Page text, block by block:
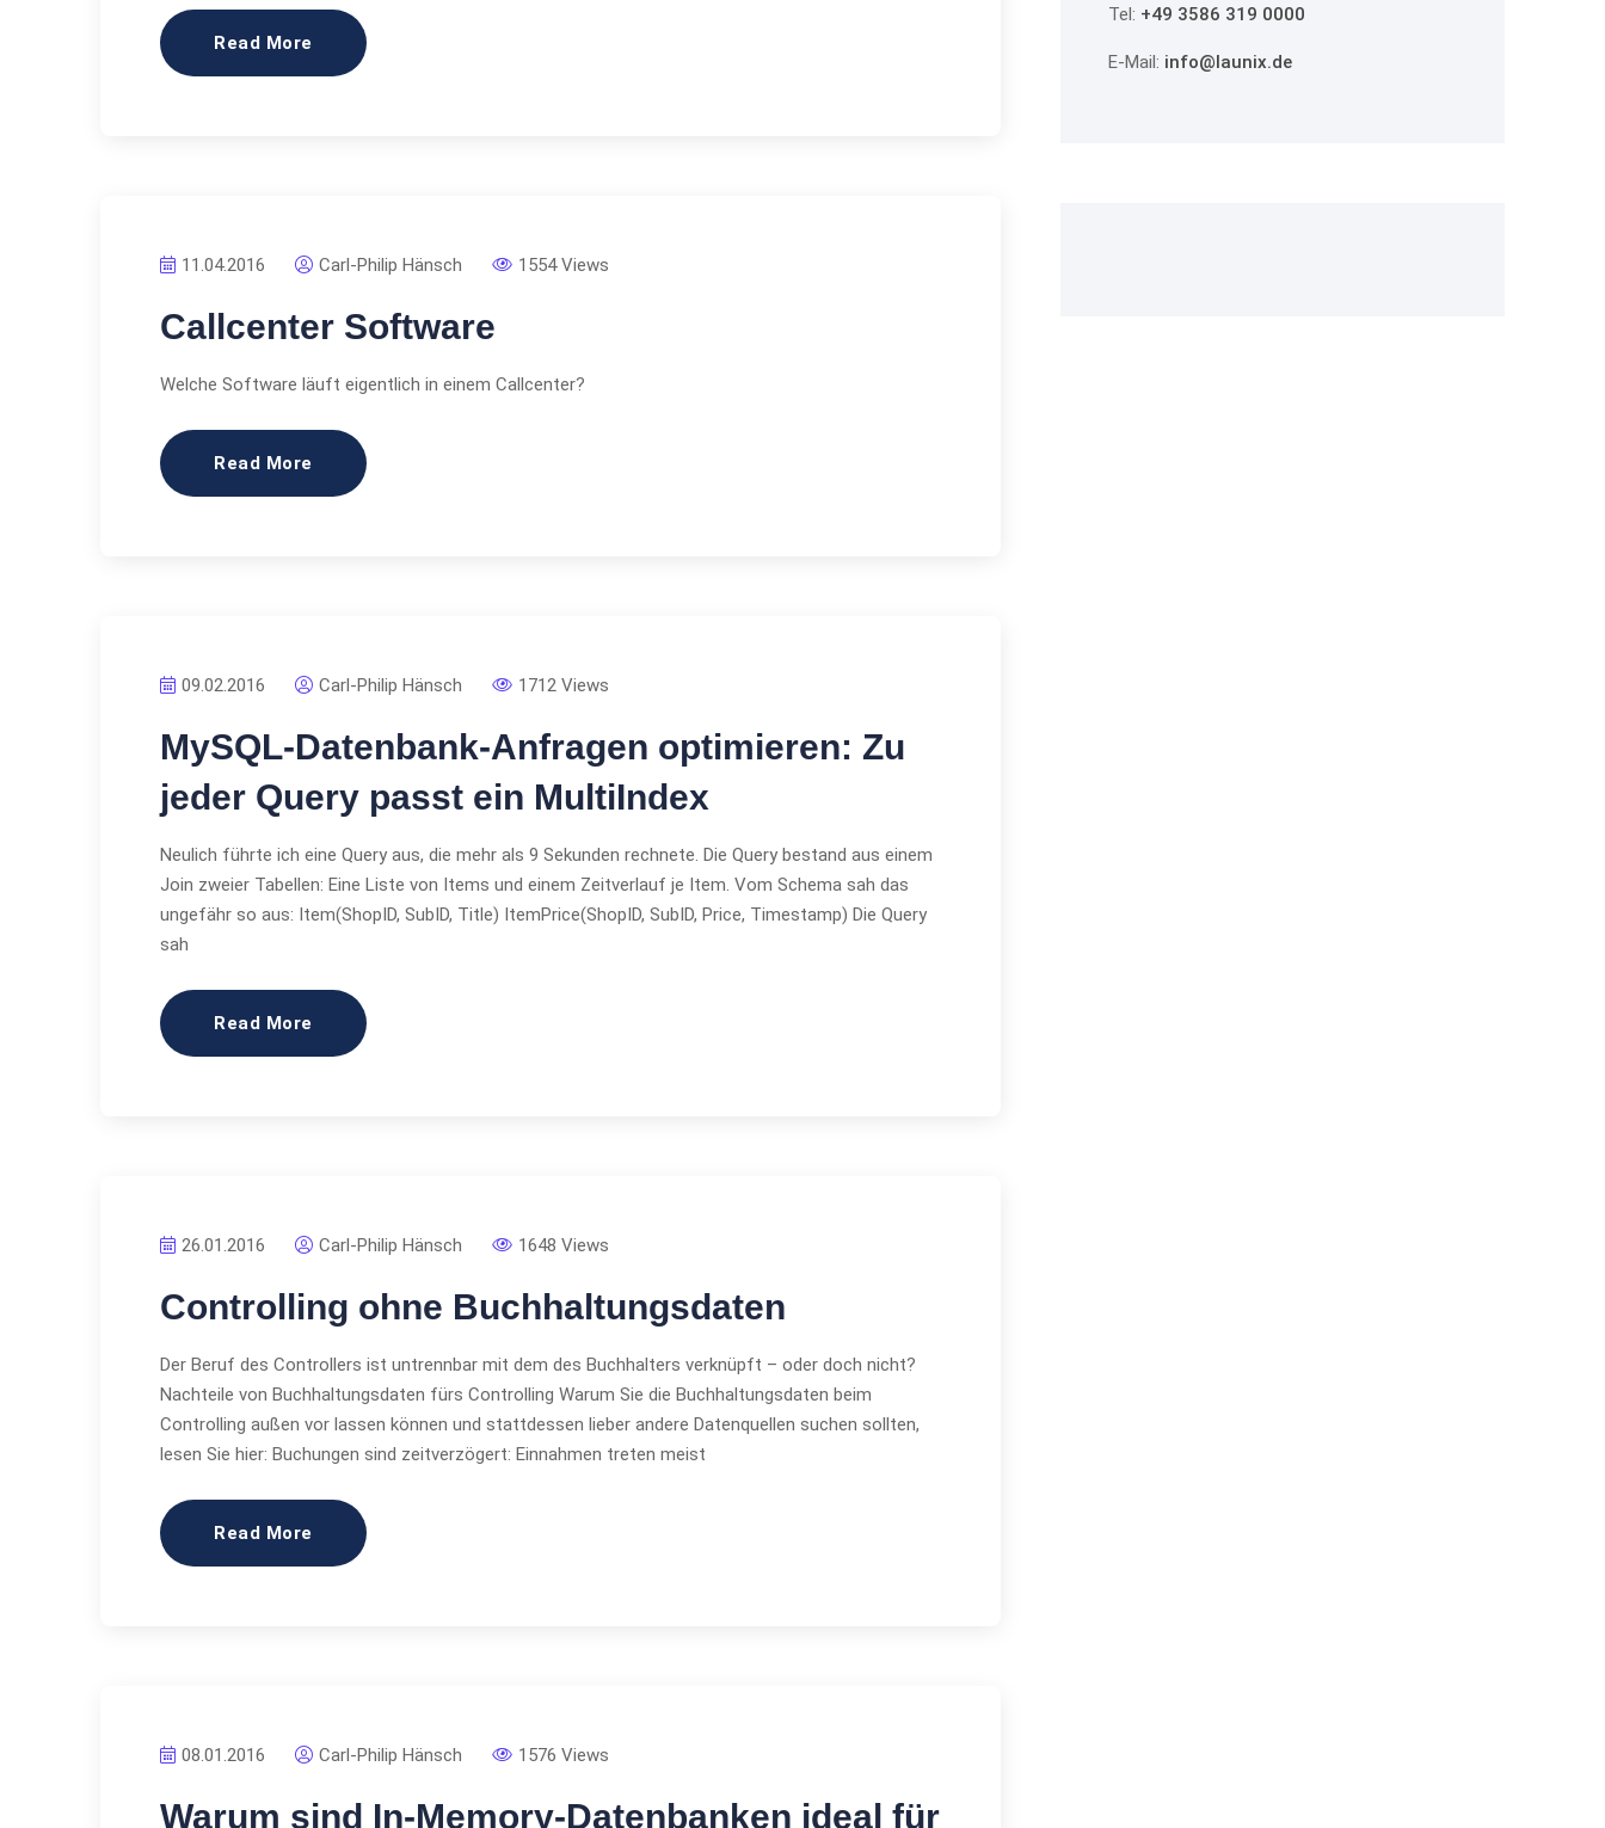
Read More
11.04.2016 Carl-Philip Hänsch 1554 Views
Callcenter Software
Welche Software läuft eigentlich in einem Callcenter?
Read More
09.02.2016 Carl-Philip Hänsch 1712 Views
MySQL-Datenbank-Anfragen optimieren: Zu
jeder Query passt ein MultiIndex
Neulich führte ich eine Query aus, die mehr als 9 Sekunden rechnete. Die Query bestand aus einem
Join zweier Tabellen: Eine Liste von Items und einem Zeitverlauf je Item. Vom Schema sah das
ungefähr so aus: Item(ShopID, SubID, Title) ItemPrice(ShopID, SubID, Price, Timestamp) Die Query
sah
Read More
26.01.2016 Carl-Philip Hänsch 1648 Views
Controlling ohne Buchhaltungsdaten
Der Beruf des Controllers ist untrennbar mit dem des Buchhalters verknüpft – oder doch nicht?
Nachteile von Buchhaltungsdaten fürs Controlling Warum Sie die Buchhaltungsdaten beim
Controlling außen vor lassen können und stattdessen lieber andere Datenquellen suchen sollten,
lesen Sie hier: Buchungen sind zeitverzögert: Einnahmen treten meist
Read More
08.01.2016 Carl-Philip Hänsch 1576 Views
Warum sind In-Memory-Datenbanken ideal für
Tel: +49 3586 319 0000
E-Mail: info@launix.de